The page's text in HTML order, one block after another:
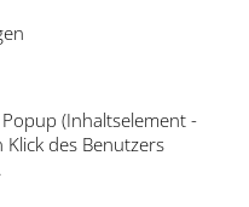
(Inhaltselement -
des Benutzers